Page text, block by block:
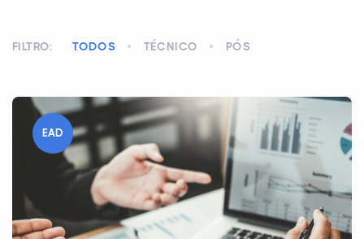
FILTRO: TODOS TÉCNICO PÓS
EAD